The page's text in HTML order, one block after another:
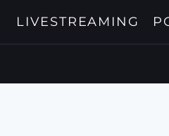
LIVESTREAMING